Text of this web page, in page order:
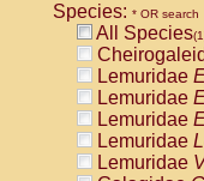
Cebidae
Cebidae
Cebidae
Cebidae
Cebidae
Atelidae
Atelidae
Atelidae
Species: * OR search
All Species
Lemuridae
Lemuridae
Lemuridae
Lemuridae
Lemuridae